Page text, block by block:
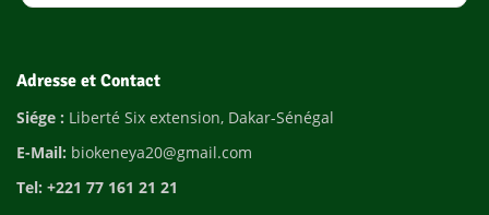
Adresse et Contact
Siége : Liberté Six extension, Dakar-Sénégal
E-Mail: biokeneya20@gmail.com
Tel: +221 77 161 21 21